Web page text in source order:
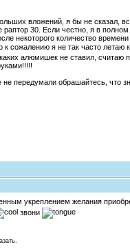
вложений, я бы не сказал,
раптор 30. Если честно, я в
некоторого количество
сожалению я не так часто летаю
алюмишек не ставил, считаю
передумали обрашайтесь, что
укреплением желания
звони